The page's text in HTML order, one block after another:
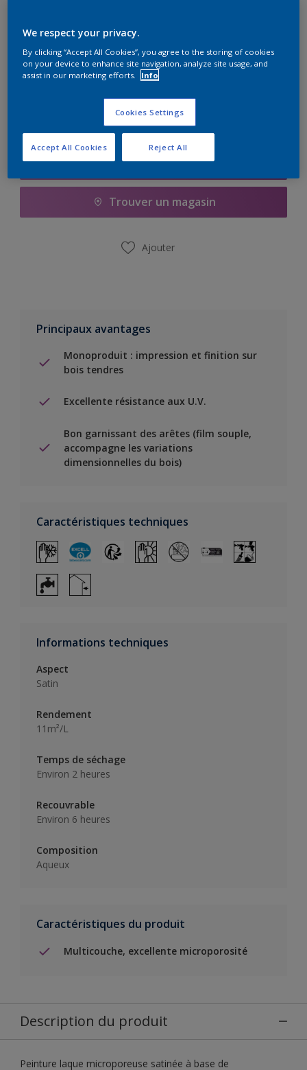
Quantité Calculateur de peinture
Ajouter à la liste d’achats
Trouver un magasin
Ajouter
Principaux avantages
Monoproduit : impression et finition sur
bois tendres
Excellente résistance aux U.V.
Bon garnissant des arêtes (film souple,
accompagne les variations
dimensionnelles du bois)
Caractéristiques techniques
Informations techniques
Aspect
Satin
Rendement
11m²/L
Temps de séchage
Environ 2 heures
Recouvrable
Environ 6 heures
Composition
Aqueux
Caractéristiques du produit
Multicouche, excellente microporosité
Description du produit
Peinture laque microporeuse satinée à base de
We respect your privacy.
By clicking “Accept All Cookies”, you agree to the storing of cookies
on your device to enhance site navigation, analyze site usage, and
assist in our marketing efforts.
Info
Cookies Settings
Reject All
Accept All Cookies